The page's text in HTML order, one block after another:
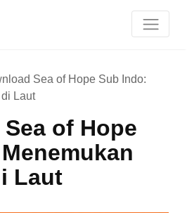
Sea of Hope Sub Indo:
Laut
of Hope
Laut